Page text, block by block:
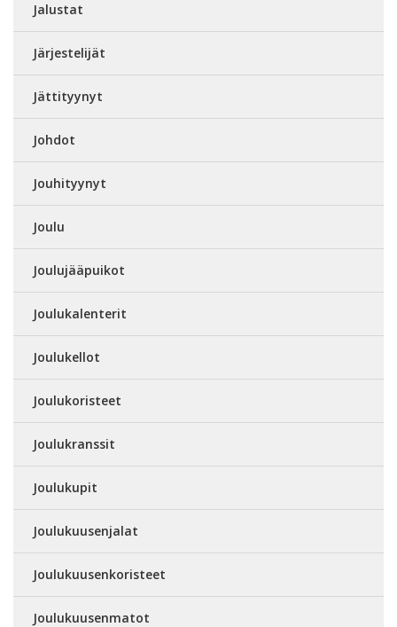
Jalustat
Järjestelijät
Jättityynyt
Johdot
Jouhityynyt
Joulu
Joulujääpuikot
Joulukalenterit
Joulukellot
Joulukoristeet
Joulukranssit
Joulukupit
Joulukuusenjalat
Joulukuusenkoristeet
Joulukuusenmatot